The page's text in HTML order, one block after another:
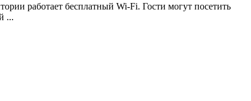
работает бесплатный Wi-Fi. Гости могут посетить
...